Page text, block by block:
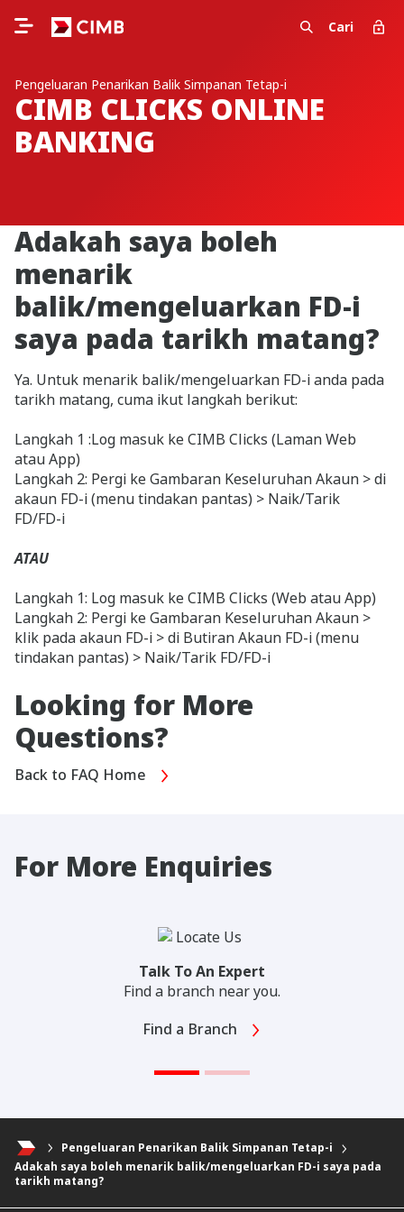
Cari
Pengeluaran Penarikan Balik Simpanan Tetap-i
CIMB CLICKS ONLINE
BANKING
Adakah saya boleh
menarik
balik/mengeluarkan FD-i
saya pada tarikh matang?
Ya. Untuk menarik balik/mengeluarkan FD-i anda pada
tarikh matang, cuma ikut langkah berikut:
Langkah 1 :Log masuk ke CIMB Clicks (Laman Web
atau App)
Langkah 2: Pergi ke Gambaran Keseluruhan Akaun > di
akaun FD-i (menu tindakan pantas) > Naik/Tarik
FD/FD-i
ATAU
Langkah 1: Log masuk ke CIMB Clicks (Web atau App)
Langkah 2: Pergi ke Gambaran Keseluruhan Akaun >
klik pada akaun FD-i > di Butiran Akaun FD-i (menu
tindakan pantas) > Naik/Tarik FD/FD-i
Looking for More
Questions?
Back to FAQ Home
For More Enquiries
Talk To An Expert
Find a branch near you.
Find a Branch
Pengeluaran Penarikan Balik Simpanan Tetap-i
Adakah saya boleh menarik balik/mengeluarkan FD-i saya pada
tarikh matang?